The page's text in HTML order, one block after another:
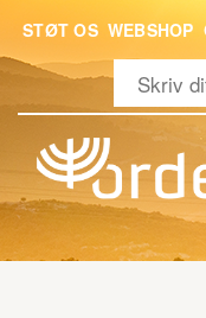
STØT OS WEBSHOP